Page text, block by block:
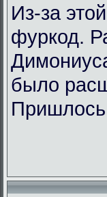
Из-за
фуркод.
было
Пришлось